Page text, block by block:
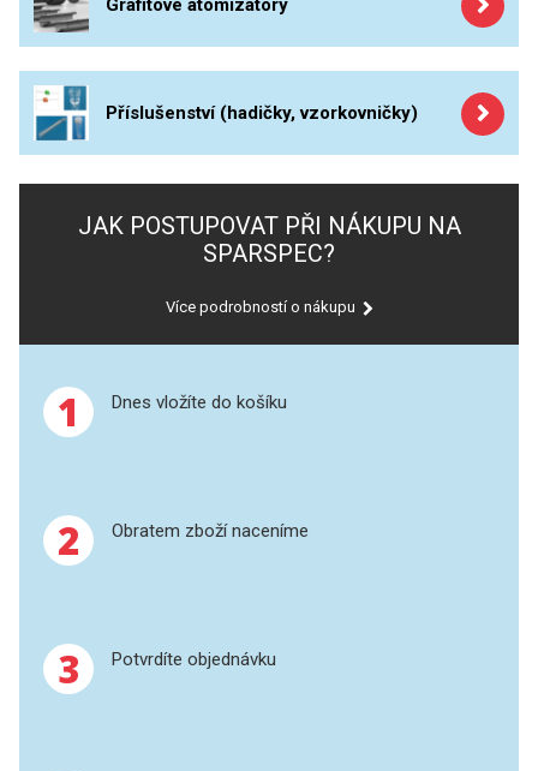
PERKINELMER
SHIMADZU
TELEDYNE LEEMAN
HORIBA (JOBIN YVONE)
ANALYTIK JENA
STANDARDY
APLIKACE CETAC
FÓLIE XRF
Standardní roztoky a RM
XRF
UV-VIS FLUO
Grafitové atomizátory
Příslušenství (hadičky, vzorkovničky)
JAK POSTUPOVAT PŘI NÁKUPU NA
SPARSPEC?
Více podrobností o nákupu
1 Dnes vložíte do košíku
2 Obratem zboží naceníme
3 Potvrdíte objednávku